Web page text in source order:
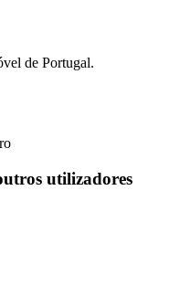
de Portugal.
utilizadores